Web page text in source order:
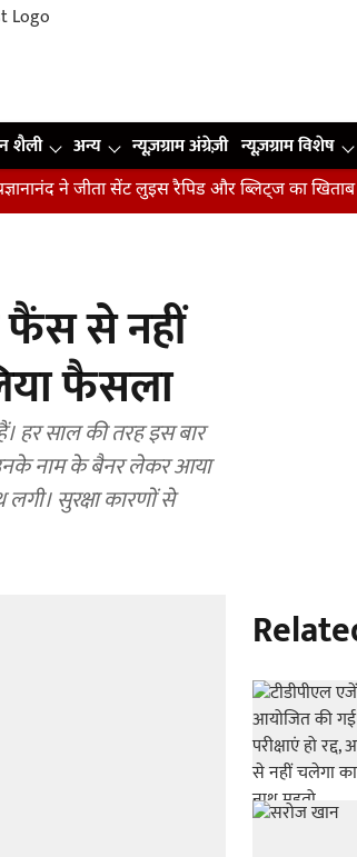
शैली अन्य न्यूज़ग्राम अंग्रेज़ी न्यूज़ग्राम विशेष
ने जीता सेंट लुइस रैपिड और ब्लिट्ज का खिताब
फैंस से नहीं
फैसला
हर साल की तरह इस बार
नाम के बैनर लेकर आया
सुरक्षा कारणों से